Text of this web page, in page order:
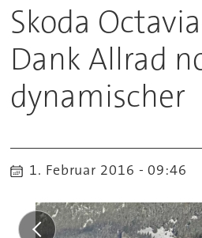
Skoda
Dank Allrad
dynamischer
1. Februar 2016 - 09:46